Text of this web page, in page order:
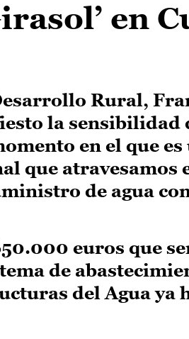
en
Rural,
la sensibilidad
en el que
que atravesamos
de agua
euros que
de
del Agua ya